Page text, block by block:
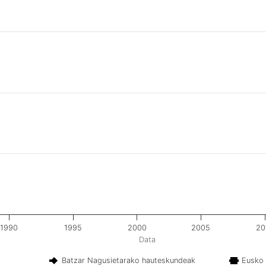
Data
Batzar Nagusietarako hauteskundeak
1990 1995 2000 2005